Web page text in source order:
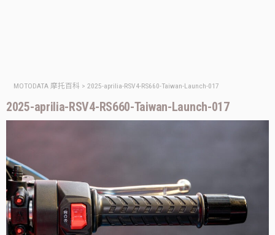
MOTODATA 摩托百科 > 2025-aprilia-RSV4-RS660-Taiwan-Launch-017
2025-aprilia-RSV4-RS660-Taiwan-Launch-017